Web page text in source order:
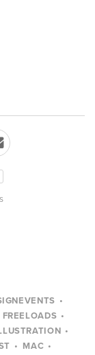
FREELOADS
MAC